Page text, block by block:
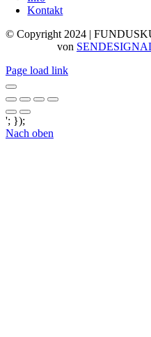
Kontakt
© Copyright 2024 |
von
Page load link
'; });
Nach oben